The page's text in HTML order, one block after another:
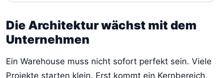
Die Architektur wächst mit dem
Unternehmen
Ein Warehouse muss nicht sofort perfekt sein. Viele
Projekte starten klein. Erst kommt ein Kernbereich,